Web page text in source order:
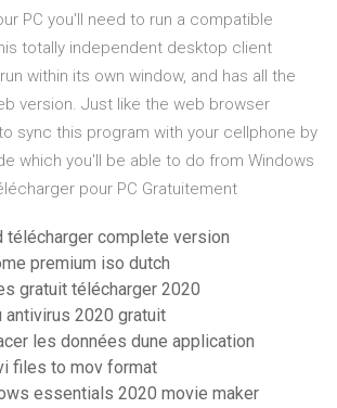
PC you'll need to run a compatible
totally independent desktop client
within its own window, and has all the
version. Just like the web browser
sync this program with your cellphone by
which you'll be able to do from Windows
pour PC Gratuitement
télécharger complete version
premium iso dutch
gratuit télécharger 2020
antivirus 2020 gratuit
les données dune application
files to mov format
essentials 2020 movie maker